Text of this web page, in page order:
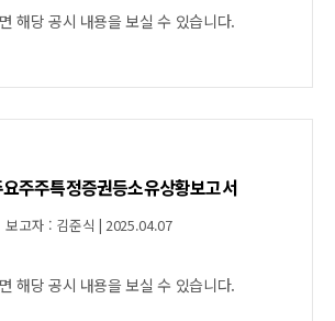
해당 공시 내용을 보실 수 있습니다.
주주특정증권등소유상황보고서
보고자 : 김준식 | 2025.04.07
해당 공시 내용을 보실 수 있습니다.